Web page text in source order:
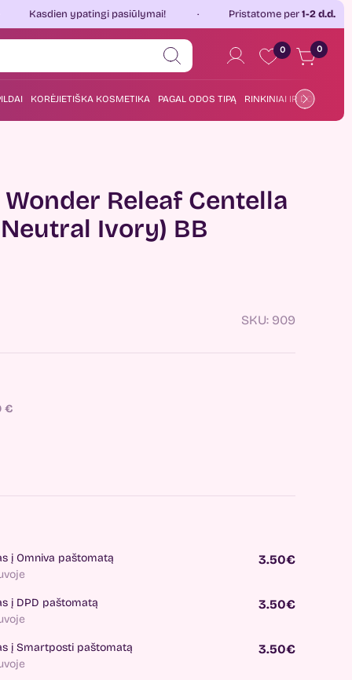
ypatingi pasiūlymai! Pristatome per1-2 d.d. Jau
0 0
KORĖJIETIŠKA KOSMETIKA PAGAL ODOS TIPĄ RINKINIAI IR DOVANOS
Wonder Releaf Centella
Ivory) BB
SKU: 909
€
į Omniva paštomatą
3.50€
į DPD paštomatą
3.50€
į Smartposti paštomatą
3.50€